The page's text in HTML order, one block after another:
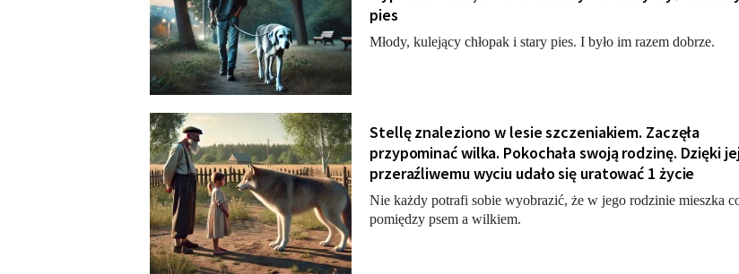
pies
Młody, kulejący chłopak i stary pies. I było im razem dobrze.
Stellę znaleziono w lesie szczeniakiem. Zaczęła
przypominać wilka. Pokochała swoją rodzinę. Dzięki
przeraźliwemu wyciu udało się uratować 1 życie
Nie każdy potrafi sobie wyobrazić, że w jego rodzinie mieszka
pomiędzy psem a wilkiem.